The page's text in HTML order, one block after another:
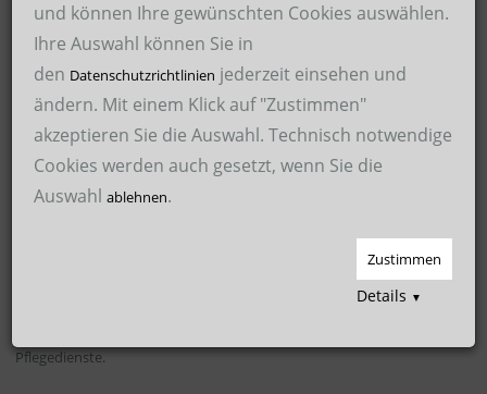
und können Ihre gewünschten Cookies auswählen.
Ihre Auswahl können Sie in
den Datenschutzrichtlinien jederzeit einsehen und
ändern. Mit einem Klick auf "Zustimmen"
akzeptieren Sie die Auswahl. Technisch notwendige
Cookies werden auch gesetzt, wenn Sie die
Auswahl ablehnen.
Zustimmen
Details ▼
Hoffmann Malerservice
Hoffmann International Recruitment GmbH – HIRE
Für Bewerber
Arbeitssicherheit
Hoffmann Medical Service GmbH
Gesundheits- und Krankenpfleger
Unter dem Dach der Hoffmann Personaldienstleistungsgruppe
Pflegedienste.